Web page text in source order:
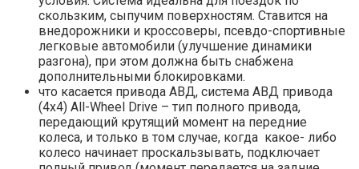
скользким, сыпучим поверхностям. Ставится на
внедорожники и кроссоверы, псевдо-спортивные
легковые автомобили (улучшение динамики
разгона), при этом должна быть снабжена
дополнительными блокировками.
что касается привода АВД, система АВД привода
(4х4) All-Wheel Drive – тип полного привода,
передающий крутящий момент на передние
колеса, и только в том случае, когда какое- либо
колесо начинает проскальзывать, подключает